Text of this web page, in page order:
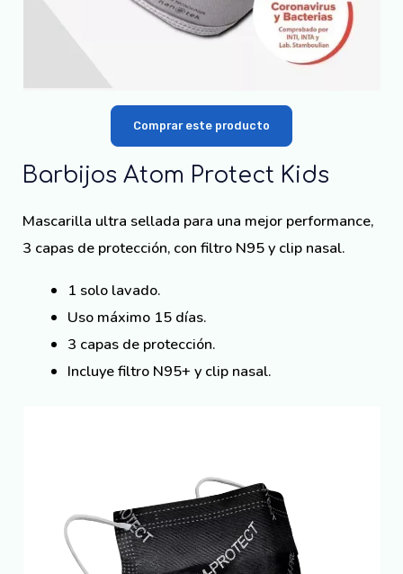
Comprar este producto
Barbijos Atom Protect Kids
Mascarilla ultra sellada para una mejor performance,
3 capas de protección, con filtro N95 y clip nasal.
1 solo lavado.
Uso máximo 15 días.
3 capas de protección.
Incluye filtro N95+ y clip nasal.